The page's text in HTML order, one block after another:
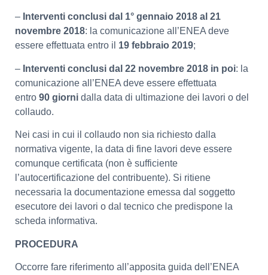
– Interventi conclusi dal 1° gennaio 2018 al 21
novembre 2018: la comunicazione all’ENEA deve
essere effettuata entro il 19 febbraio 2019;
– Interventi conclusi dal 22 novembre 2018 in poi: la
comunicazione all’ENEA deve essere effettuata
entro 90 giorni dalla data di ultimazione dei lavori o del
collaudo.
Nei casi in cui il collaudo non sia richiesto dalla
normativa vigente, la data di fine lavori deve essere
comunque certificata (non è sufficiente
l’autocertificazione del contribuente). Si ritiene
necessaria la documentazione emessa dal soggetto
esecutore dei lavori o dal tecnico che predispone la
scheda informativa.
PROCEDURA
Occorre fare riferimento all’apposita guida dell’ENEA